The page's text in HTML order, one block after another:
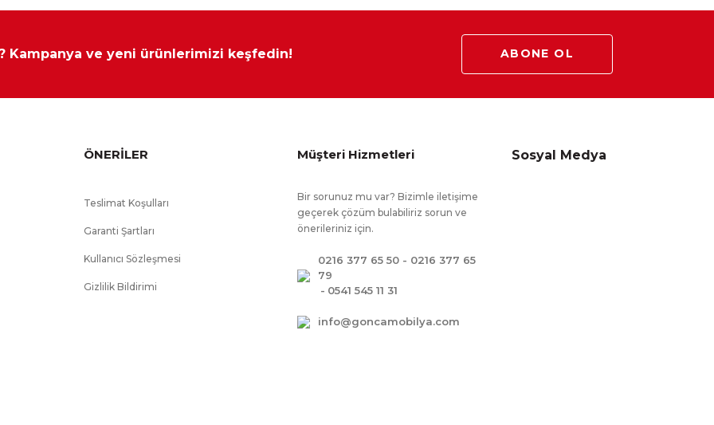
sağlayan fren sistemi vardır.
Kampanya ve yeni ürünlerimizi keşfedin! ABONE OL
ÖNERİLER
Teslimat Koşulları
Garanti Şartları
Kullanıcı Sözleşmesi
Gizlilik Bildirimi
Müşteri Hizmetleri
Bir sorunuz mu var? Bizimle iletişime
geçerek çözüm bulabiliriz sorun ve
önerileriniz için.
0216 377 65 50 - 0216 377 65
79
- 0541 545 11 31
info@goncamobilya.com
Sosyal Medya